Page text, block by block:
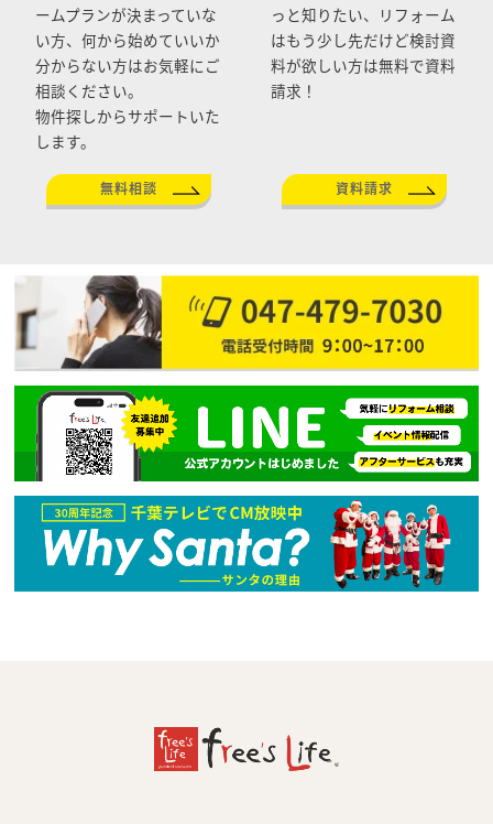
ームプランが決まっていな
い方、何から始めていいか
分からない方はお気軽にご
相談ください。
物件探しからサポートいた
します。
無料相談
っと知りたい、リフォーム
はもう少し先だけど検討資
料が欲しい方は無料で資料
請求！
資料請求